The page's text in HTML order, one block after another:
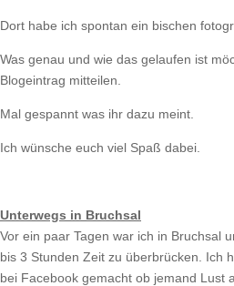
Dort habe ich spontan ein bischen
Was genau und wie das gelaufen ist
Blogeintrag mitteilen.
Mal gespannt was ihr dazu meint.
Ich wünsche euch viel Spaß dabei.
Unterwegs in Bruchsal
Vor ein paar Tagen war ich in Bruchsal
bis 3 Stunden Zeit zu überbrücken. Ich
bei Facebook gemacht ob jemand Lust